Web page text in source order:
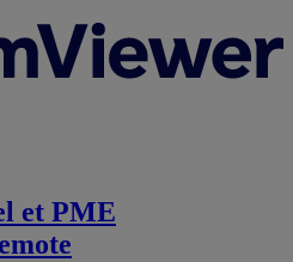
et PME